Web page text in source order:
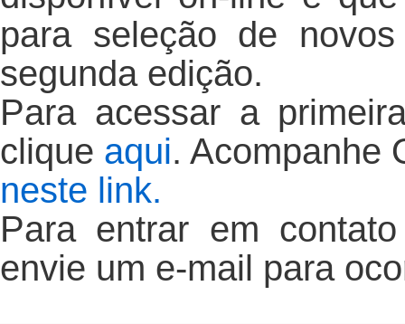
para seleção de
segunda edição.
Para acessar a
clique aqui. Acompanhe
neste link.
Para entrar em
envie um e-mail para